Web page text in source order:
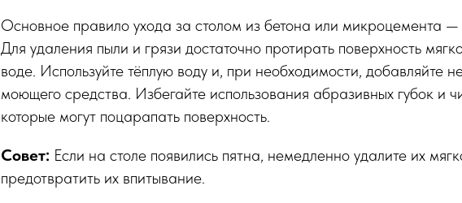
Основное правило ухода за столом из бетона или микроцемента —
Для удаления пыли и грязи достаточно протирать поверхность
воде. Используйте тёплую воду и, при необходимости, добавляйте
моющего средства. Избегайте использования абразивных губок и
которые могут поцарапать поверхность.
Совет: Если на столе появились пятна, немедленно удалите их
предотвратить их впитывание.